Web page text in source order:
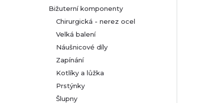
n
n
Bižuterní komponenty
Chirurgická - nerez ocel
Velká balení
Náušnicové díly
Zapínání
Kotlíky a lůžka
Prstýnky
Šlupny